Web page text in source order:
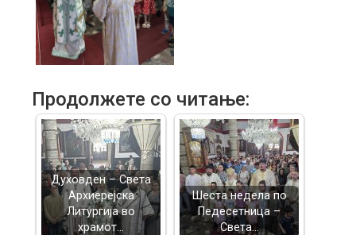
Продолжете со читање:
Духовден – Света
Архиерејска
Литургија во
храмот…
Шеста недела по
Педесетница –
Света…